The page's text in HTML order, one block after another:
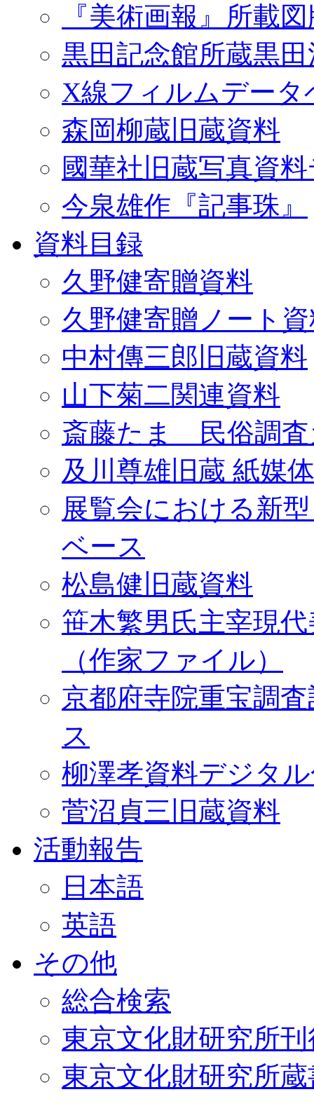
『美術画報』所載
黒田記念館所蔵黒
X線フィルムデータ
森岡柳蔵旧蔵資料
國華社旧蔵写真資
今泉雄作『記事珠』
資料目録
久野健寄贈資料
久野健寄贈ノート
中村傳三郎旧蔵資料
山下菊二関連資料
斎藤たま 民俗調査
及川尊雄旧蔵 紙媒
展覧会における新
ベース
松島健旧蔵資料
笹木繁男氏主宰現
（作家ファイル）
京都府寺院重宝調
ス
柳澤孝資料デジタ
菅沼貞三旧蔵資料
活動報告
日本語
英語
その他
総合検索
東京文化財研究所
東京文化財研究所